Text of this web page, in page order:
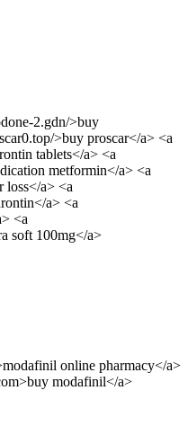
2.gdn/>buy
>buy proscar</a> <a
tablets</a> <a
metformin</a> <a
loss</a> <a
a> <a
<a
soft 100mg</a>
online pharmacy</a>
modafinil</a>